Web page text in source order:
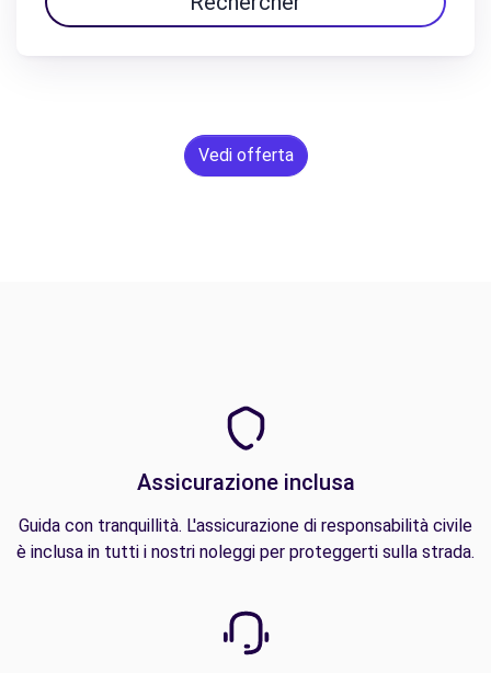
Vedi offerta
Assicurazione inclusa
Guida con tranquillità. L'assicurazione di responsabilità civile
è inclusa in tutti i nostri noleggi per proteggerti sulla strada.